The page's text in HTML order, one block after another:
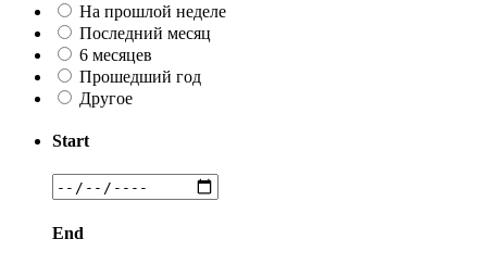
На прошлой неделе
Последний месяц
6 месяцев
Прошедший год
Другое
Start
End